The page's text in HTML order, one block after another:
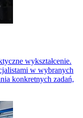
wykształcenie.
w wybranych
konkretnych zadań,